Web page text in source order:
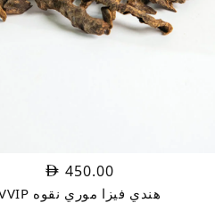
450.00
هندي فيزا موري نقوه VVIP